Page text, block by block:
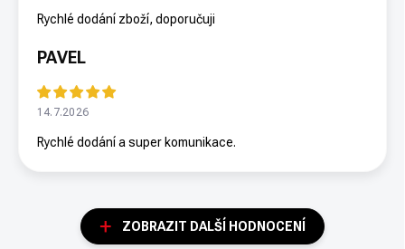
Rychlé dodání zboží, doporučuji
PAVEL
14.7.2026
Rychlé dodání a super komunikace.
ZOBRAZIT DALŠÍ HODNOCENÍ